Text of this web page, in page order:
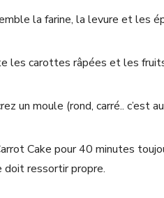
la farine, la levure et les
les carottes râpées et les
un moule (rond, carré.. c’est
Cake pour 40 minutes
doit ressortir propre.